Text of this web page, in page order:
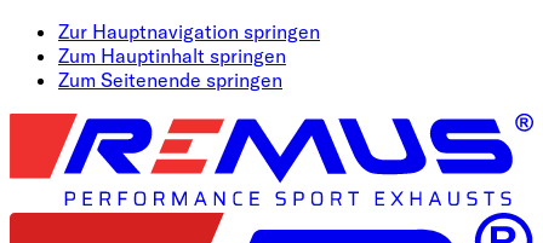
Zur Hauptnavigation springen
Zum Hauptinhalt springen
Zum Seitenende springen